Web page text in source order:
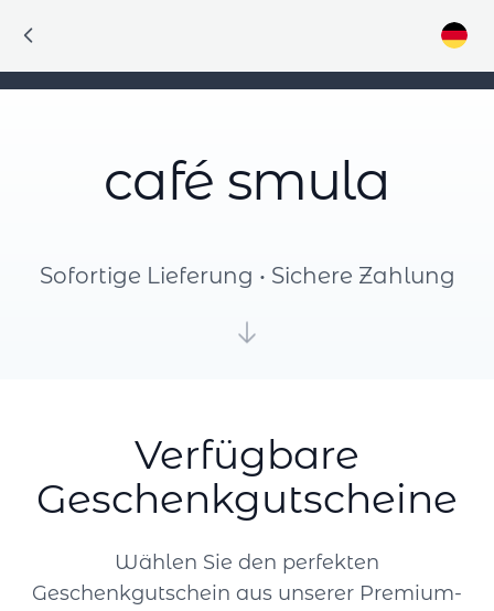
café smula
Sofortige Lieferung • Sichere Zahlung
Verfügbare
Geschenkgutscheine
Wählen Sie den perfekten
Geschenkgutschein aus unserer Premium-